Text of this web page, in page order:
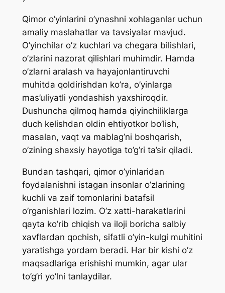
Qimor o’yinlarini o’ynashni xohlaganlar uchun
amaliy maslahatlar va tavsiyalar mavjud.
O’yinchilar o’z kuchlari va chegara bilishlari,
o’zlarini nazorat qilishlari muhimdir. Hamda
o’zlarni aralash va hayajonlantiruvchi
muhitda qoldirishdan ko’ra, o’yinlarga
mas’uliyatli yondashish yaxshiroqdir.
Dushuncha qilmoq hamda qiyinchiliklarga
duch kelishdan oldin ehtiyotkor bo’lish,
masalan, vaqt va mablag’ni boshqarish,
o’zining shaxsiy hayotiga to’g’ri ta’sir qiladi.
Bundan tashqari, qimor o’yinlaridan
foydalanishni istagan insonlar o’zlarining
kuchli va zaif tomonlarini batafsil
o’rganishlari lozim. O’z xatti-harakatlarini
qayta ko’rib chiqish va iloji boricha salbiy
xavflardan qochish, sifatli o’yin-kulgi muhitini
yaratishga yordam beradi. Har bir kishi o’z
maqsadlariga erishishi mumkin, agar ular
to’g’ri yo’lni tanlaydilar.